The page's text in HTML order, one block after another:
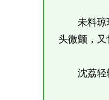
未料琼琚
头微颤，
沈荔轻